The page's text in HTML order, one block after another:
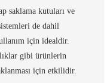
saklama kutuları ve
de dahil
için idealdir.
gibi ürünlerin
için etkilidir.